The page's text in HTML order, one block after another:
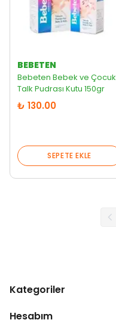
BEBETEN
Bebeten Bebek ve Çocuk
Talk Pudrası Kutu 150gr
₺ 130.00
SEPETE EKLE
Kategoriler
Hesabım